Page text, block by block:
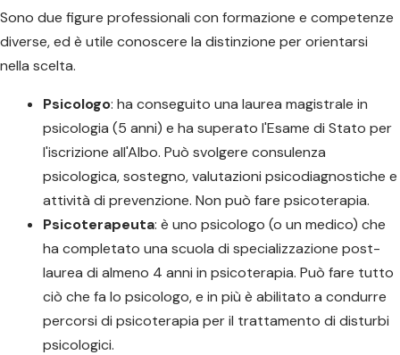
Sono due figure professionali con formazione e competenze
diverse, ed è utile conoscere la distinzione per orientarsi
nella scelta.
Psicologo: ha conseguito una laurea magistrale in
psicologia (5 anni) e ha superato l'Esame di Stato per
l'iscrizione all'Albo. Può svolgere consulenza
psicologica, sostegno, valutazioni psicodiagnostiche e
attività di prevenzione. Non può fare psicoterapia.
Psicoterapeuta: è uno psicologo (o un medico) che
ha completato una scuola di specializzazione post-
laurea di almeno 4 anni in psicoterapia. Può fare tutto
ciò che fa lo psicologo, e in più è abilitato a condurre
percorsi di psicoterapia per il trattamento di disturbi
psicologici.